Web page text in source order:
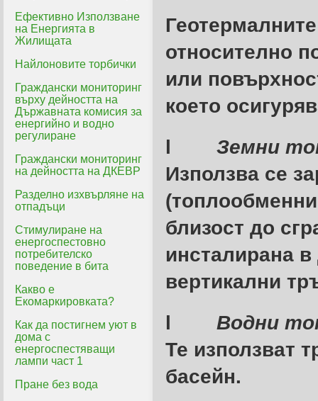
Ефективно Използване
на Енергията в
Жилищата
Найлоновите торбички
Граждански мониторинг
върху дейността на
Държавната комисия за
енергийно и водно
регулиране
Граждански мониторинг
на дейността на ДКЕВР
Разделно изхвърляне на
отпадъци
Стимулиране на
енергоспестовно
потребителско
поведение в бита
Какво е
Екомаркировката?
Как да постигнем уют в
дома с
енергоспестяващи
лампи част 1
Пране без вода
относително
или
което
l Земни
Използва се
близост до
инсталирана
вертикални
l Водни
Те използват
басейн.